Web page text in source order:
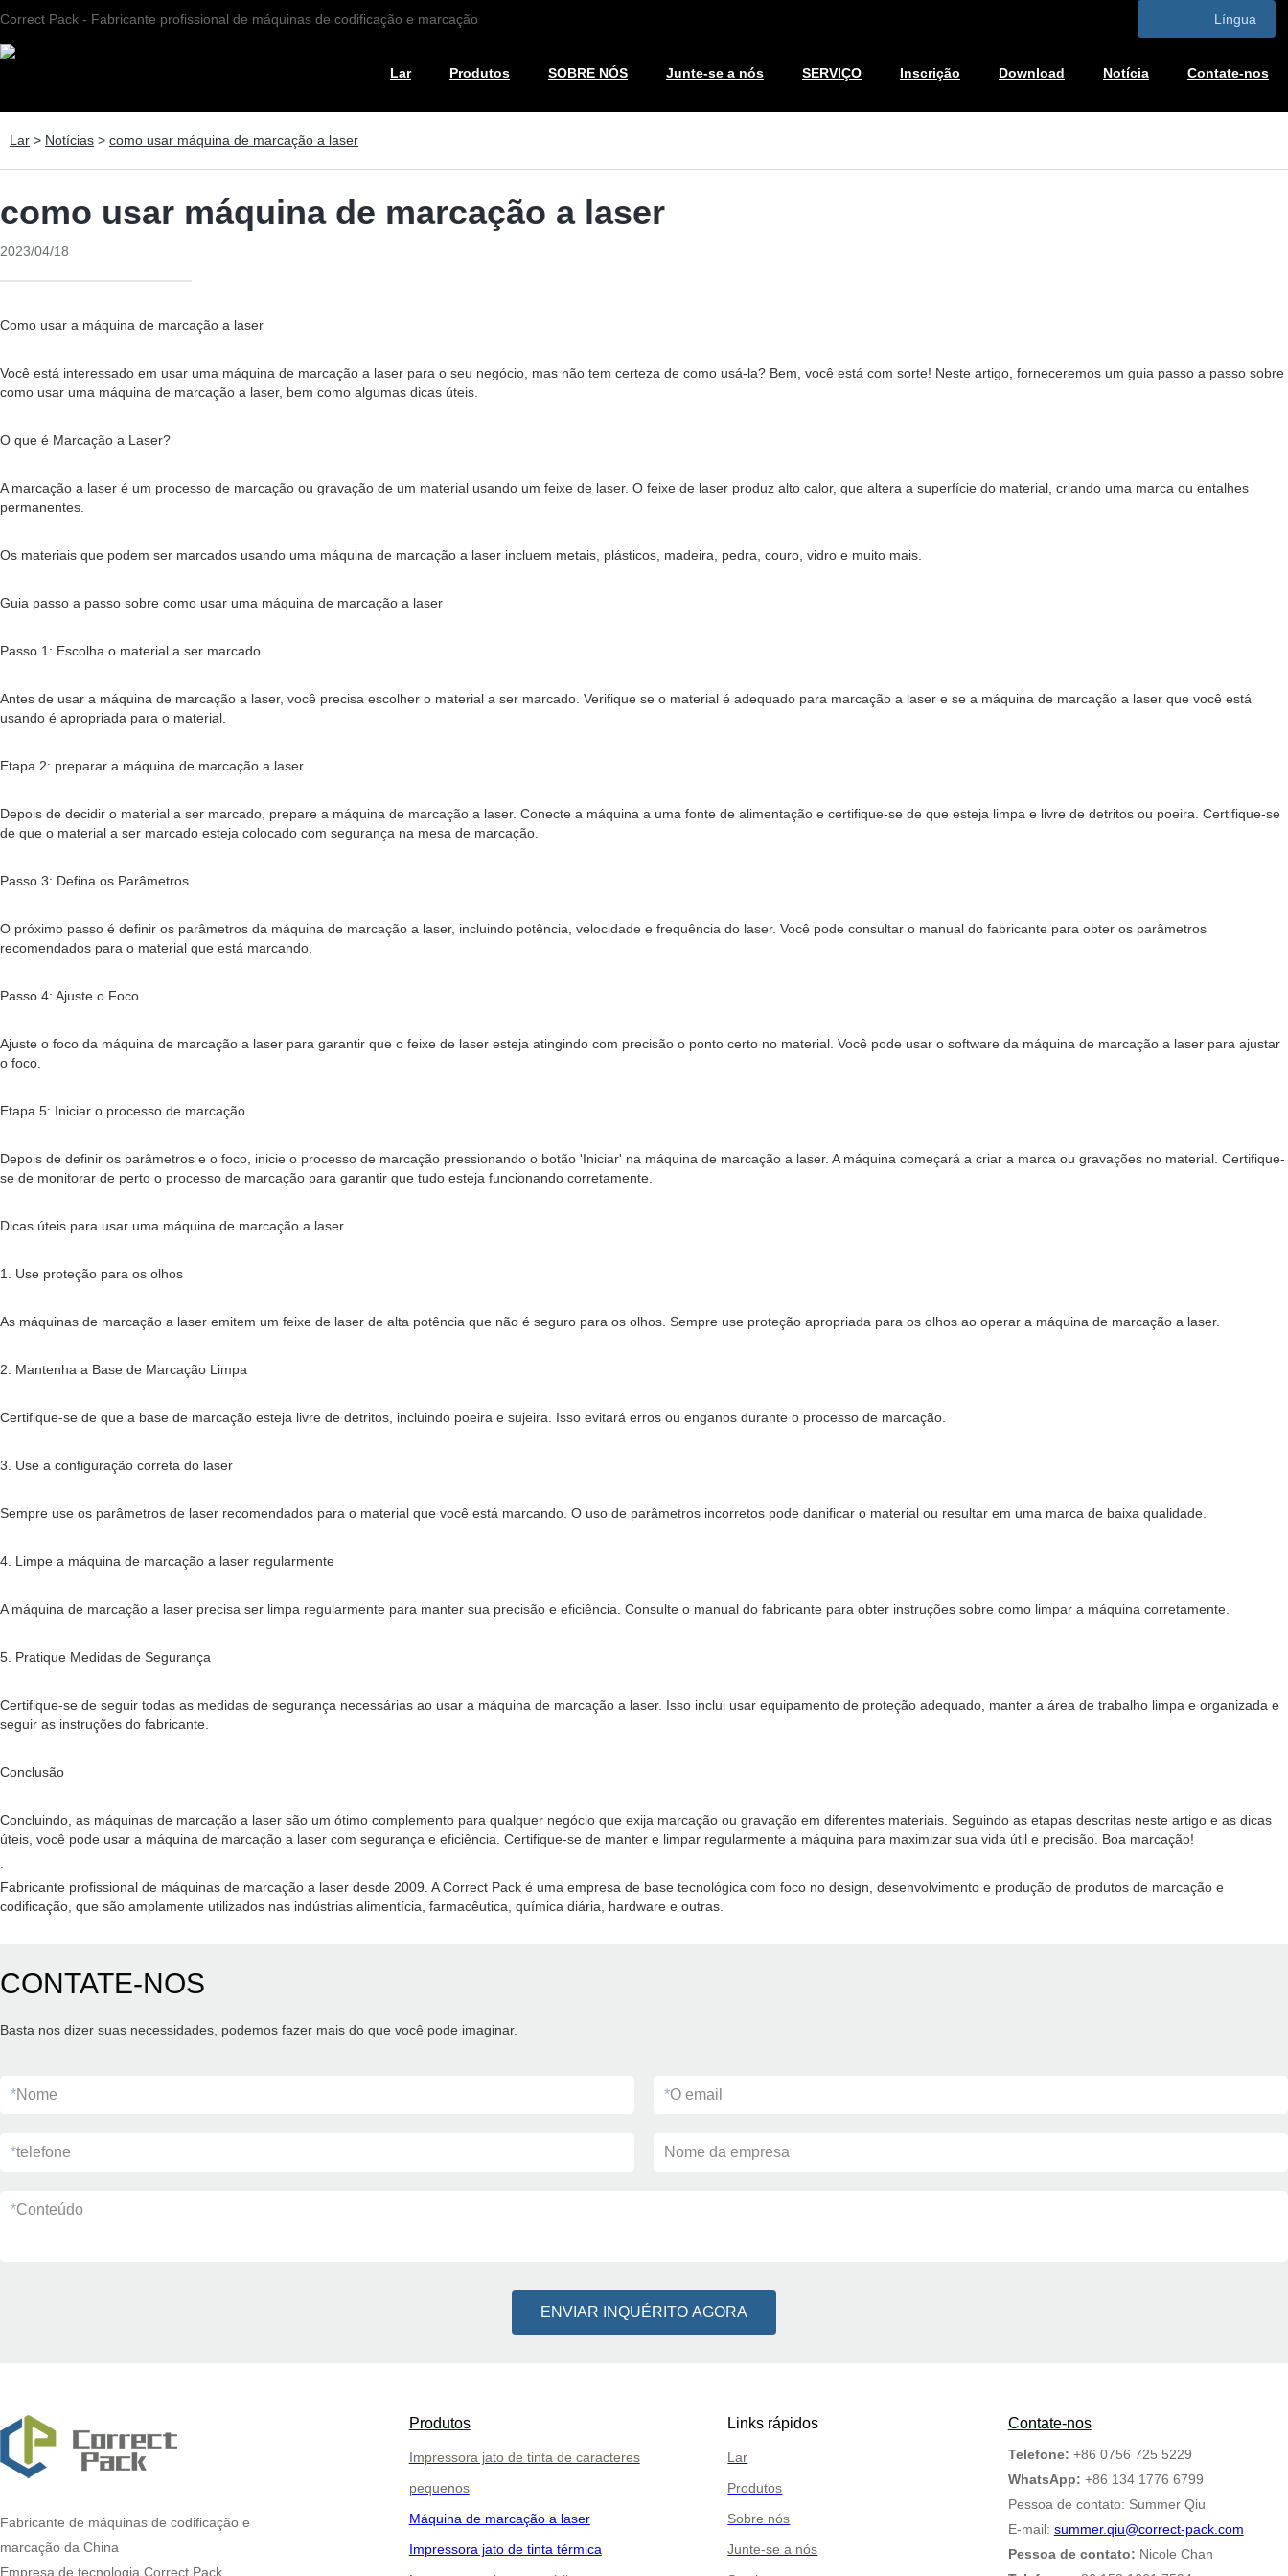
Correct Pack - Fabricante profissional de máquinas de codificação e marcação Língua
Lar Produtos SOBRE NÓS Junte-se a nós SERVIÇO Inscrição Download Notícia Contate-nos
Lar > Notícias > como usar máquina de marcação a laser
como usar máquina de marcação a laser
2023/04/18
Como usar a máquina de marcação a laser
Você está interessado em usar uma máquina de marcação a laser para o seu negócio, mas não tem certeza de como usá-la? Bem, você está com sorte! Neste artigo, forneceremos um guia passo a passo sobre
como usar uma máquina de marcação a laser, bem como algumas dicas úteis.
O que é Marcação a Laser?
A marcação a laser é um processo de marcação ou gravação de um material usando um feixe de laser. O feixe de laser produz alto calor, que altera a superfície do material, criando uma marca ou entalhes
permanentes.
Os materiais que podem ser marcados usando uma máquina de marcação a laser incluem metais, plásticos, madeira, pedra, couro, vidro e muito mais.
Guia passo a passo sobre como usar uma máquina de marcação a laser
Passo 1: Escolha o material a ser marcado
Antes de usar a máquina de marcação a laser, você precisa escolher o material a ser marcado. Verifique se o material é adequado para marcação a laser e se a máquina de marcação a laser que você está
usando é apropriada para o material.
Etapa 2: preparar a máquina de marcação a laser
Depois de decidir o material a ser marcado, prepare a máquina de marcação a laser. Conecte a máquina a uma fonte de alimentação e certifique-se de que esteja limpa e livre de detritos ou poeira. Certifique-se
de que o material a ser marcado esteja colocado com segurança na mesa de marcação.
Passo 3: Defina os Parâmetros
O próximo passo é definir os parâmetros da máquina de marcação a laser, incluindo potência, velocidade e frequência do laser. Você pode consultar o manual do fabricante para obter os parâmetros
recomendados para o material que está marcando.
Passo 4: Ajuste o Foco
Ajuste o foco da máquina de marcação a laser para garantir que o feixe de laser esteja atingindo com precisão o ponto certo no material. Você pode usar o software da máquina de marcação a laser para ajustar
o foco.
Etapa 5: Iniciar o processo de marcação
Depois de definir os parâmetros e o foco, inicie o processo de marcação pressionando o botão 'Iniciar' na máquina de marcação a laser. A máquina começará a criar a marca ou gravações no material. Certifique-
se de monitorar de perto o processo de marcação para garantir que tudo esteja funcionando corretamente.
Dicas úteis para usar uma máquina de marcação a laser
1. Use proteção para os olhos
As máquinas de marcação a laser emitem um feixe de laser de alta potência que não é seguro para os olhos. Sempre use proteção apropriada para os olhos ao operar a máquina de marcação a laser.
2. Mantenha a Base de Marcação Limpa
Certifique-se de que a base de marcação esteja livre de detritos, incluindo poeira e sujeira. Isso evitará erros ou enganos durante o processo de marcação.
3. Use a configuração correta do laser
Sempre use os parâmetros de laser recomendados para o material que você está marcando. O uso de parâmetros incorretos pode danificar o material ou resultar em uma marca de baixa qualidade.
4. Limpe a máquina de marcação a laser regularmente
A máquina de marcação a laser precisa ser limpa regularmente para manter sua precisão e eficiência. Consulte o manual do fabricante para obter instruções sobre como limpar a máquina corretamente.
5. Pratique Medidas de Segurança
Certifique-se de seguir todas as medidas de segurança necessárias ao usar a máquina de marcação a laser. Isso inclui usar equipamento de proteção adequado, manter a área de trabalho limpa e organizada e
seguir as instruções do fabricante.
Conclusão
Concluindo, as máquinas de marcação a laser são um ótimo complemento para qualquer negócio que exija marcação ou gravação em diferentes materiais. Seguindo as etapas descritas neste artigo e as dicas
úteis, você pode usar a máquina de marcação a laser com segurança e eficiência. Certifique-se de manter e limpar regularmente a máquina para maximizar sua vida útil e precisão. Boa marcação!
Fabricante profissional de máquinas de marcação a laser desde 2009. A Correct Pack é uma empresa de base tecnológica com foco no design, desenvolvimento e produção de produtos de marcação e
codificação, que são amplamente utilizados nas indústrias alimentícia, farmacêutica, química diária, hardware e outras.
CONTATE-NOS
Basta nos dizer suas necessidades, podemos fazer mais do que você pode imaginar.
*Nome *O email
*telefone Nome da empresa
*Conteúdo
ENVIAR INQUÉRITO AGORA
Fabricante de máquinas de codificação e
marcação da China
Empresa de tecnologia Correct Pack
Produtos
Impressora jato de tinta de caracteres
pequenos
Máquina de marcação a laser
Impressora jato de tinta térmica
Links rápidos
Lar
Produtos
Sobre nós
Junte-se a nós
Contate-nos
Telefone: +86 0756 725 5229
WhatsApp: +86 134 1776 6799
Pessoa de contato: Summer Qiu
E-mail: summer.qiu@correct-pack.com
Pessoa de contato: Nicole Chan